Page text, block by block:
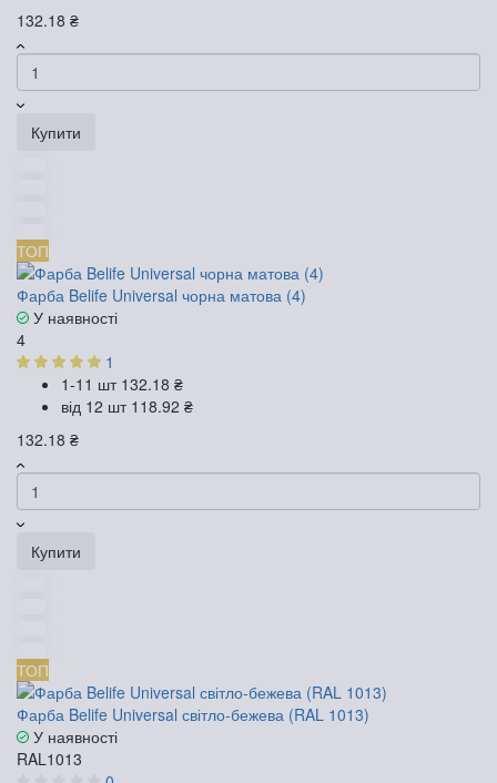
132.18 ₴
Купити
ТОП
Фарба Belife Universal чорна матова (4)
У наявності
4
1
1-11 шт 132.18 ₴
від 12 шт 118.92 ₴
132.18 ₴
Купити
ТОП
Фарба Belife Universal світло-бежева (RAL 1013)
У наявності
RAL1013